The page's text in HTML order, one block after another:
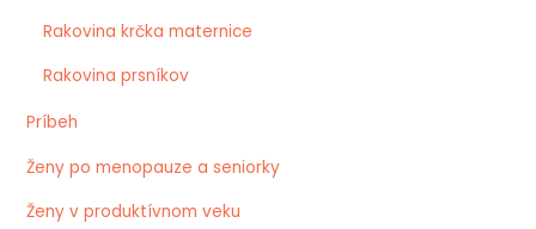
Rakovina krčka maternice
Rakovina prsníkov
Príbeh
Ženy po menopauze a seniorky
Ženy v produktívnom veku